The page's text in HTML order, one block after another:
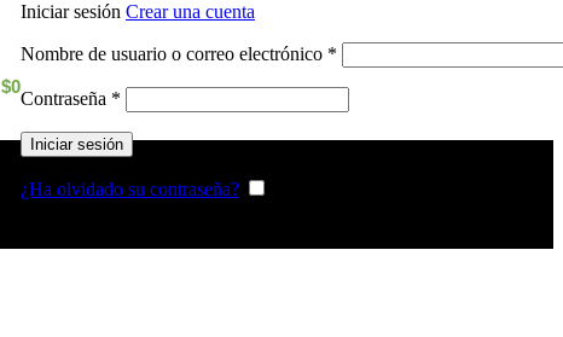
$0
Iniciar sesión Crear una cuenta
Nombre de usuario o correo electrónico *
Contraseña *
Iniciar sesión
¿Ha olvidado su contraseña?